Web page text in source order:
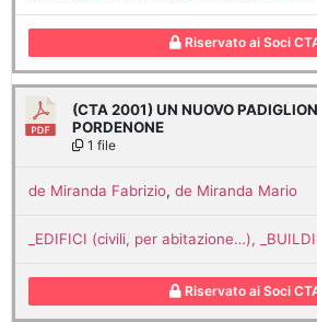
Riservato ai Soci
(CTA 2001) UN NUOVO
PORDENONE
1 file
de Miranda Fabrizio, de Miranda Mario
_EDIFICI (civili, per abitazione…),
Riservato ai Soci